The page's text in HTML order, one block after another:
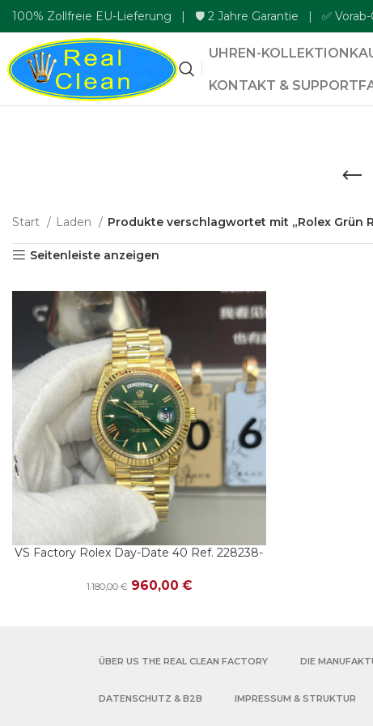
UHREN-KOLLEKTION
KONTAKT & SUPPORT
Start Laden Produkte verschlagwortet mit „Rolex Grün
Seitenleiste anzeigen
IN DEN WARENKORB
VS Factory Rolex Day-Date 40 Ref. 228238-
1.180,00€ 960,00 €
ÜBER US THE REAL CLEAN FACTORY DIE
DATENSCHUTZ & B2B IMPRESSUM & STRUKTUR
100% Zollfreie EU-Lieferung | 🛡️ 2 Jahre Garantie | ✅ Vorab-